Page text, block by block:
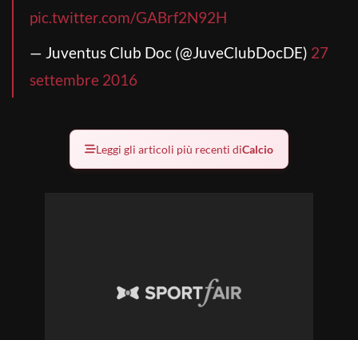
pic.twitter.com/GABrf2N92H
— Juventus Club Doc (@JuveClubDocDE) 27
settembre 2016
Leggi gli articoli più recenti diCalcio